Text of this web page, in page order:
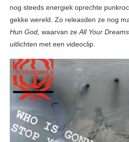
nog steeds energiek oprechte
gekke wereld. Zo releasden ze nog
Hun God, waarvan zeAll Your
uitlichten met een videoclip.